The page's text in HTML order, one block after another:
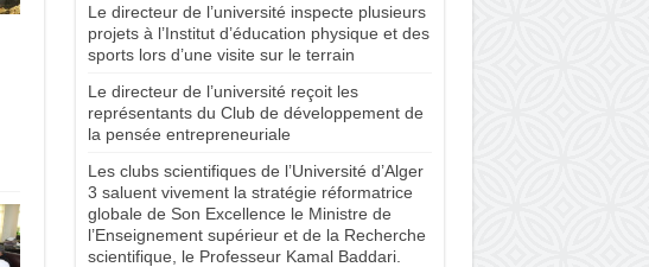
Le directeur de l’université inspecte plusieurs
projets à l’Institut d’éducation physique et des
sports lors d’une visite sur le terrain
Le directeur de l’université reçoit les
représentants du Club de développement de
la pensée entrepreneuriale
Les clubs scientifiques de l’Université d’Alger
3 saluent vivement la stratégie réformatrice
globale de Son Excellence le Ministre de
l’Enseignement supérieur et de la Recherche
scientifique, le Professeur Kamal Baddari.